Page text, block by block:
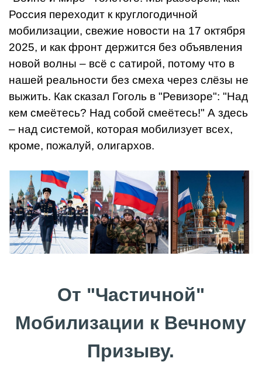
Россия переходит к круглогодичной
мобилизации, свежие новости на 17 октября
2025, и как фронт держится без объявления
новой волны – всё с сатирой, потому что в
нашей реальности без смеха через слёзы не
выжить. Как сказал Гоголь в "Ревизоре": "Над
кем смеётесь? Над собой смеётесь!" А здесь
– над системой, которая мобилизует всех,
кроме, пожалуй, олигархов.
От "Частичной"
Мобилизации к Вечному
Призыву.